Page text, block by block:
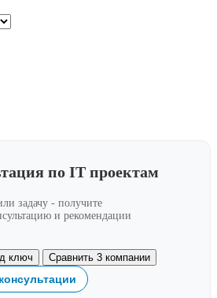
по IT проектам
задачу - получите
и рекомендации
ключ Сравнить 3 компании